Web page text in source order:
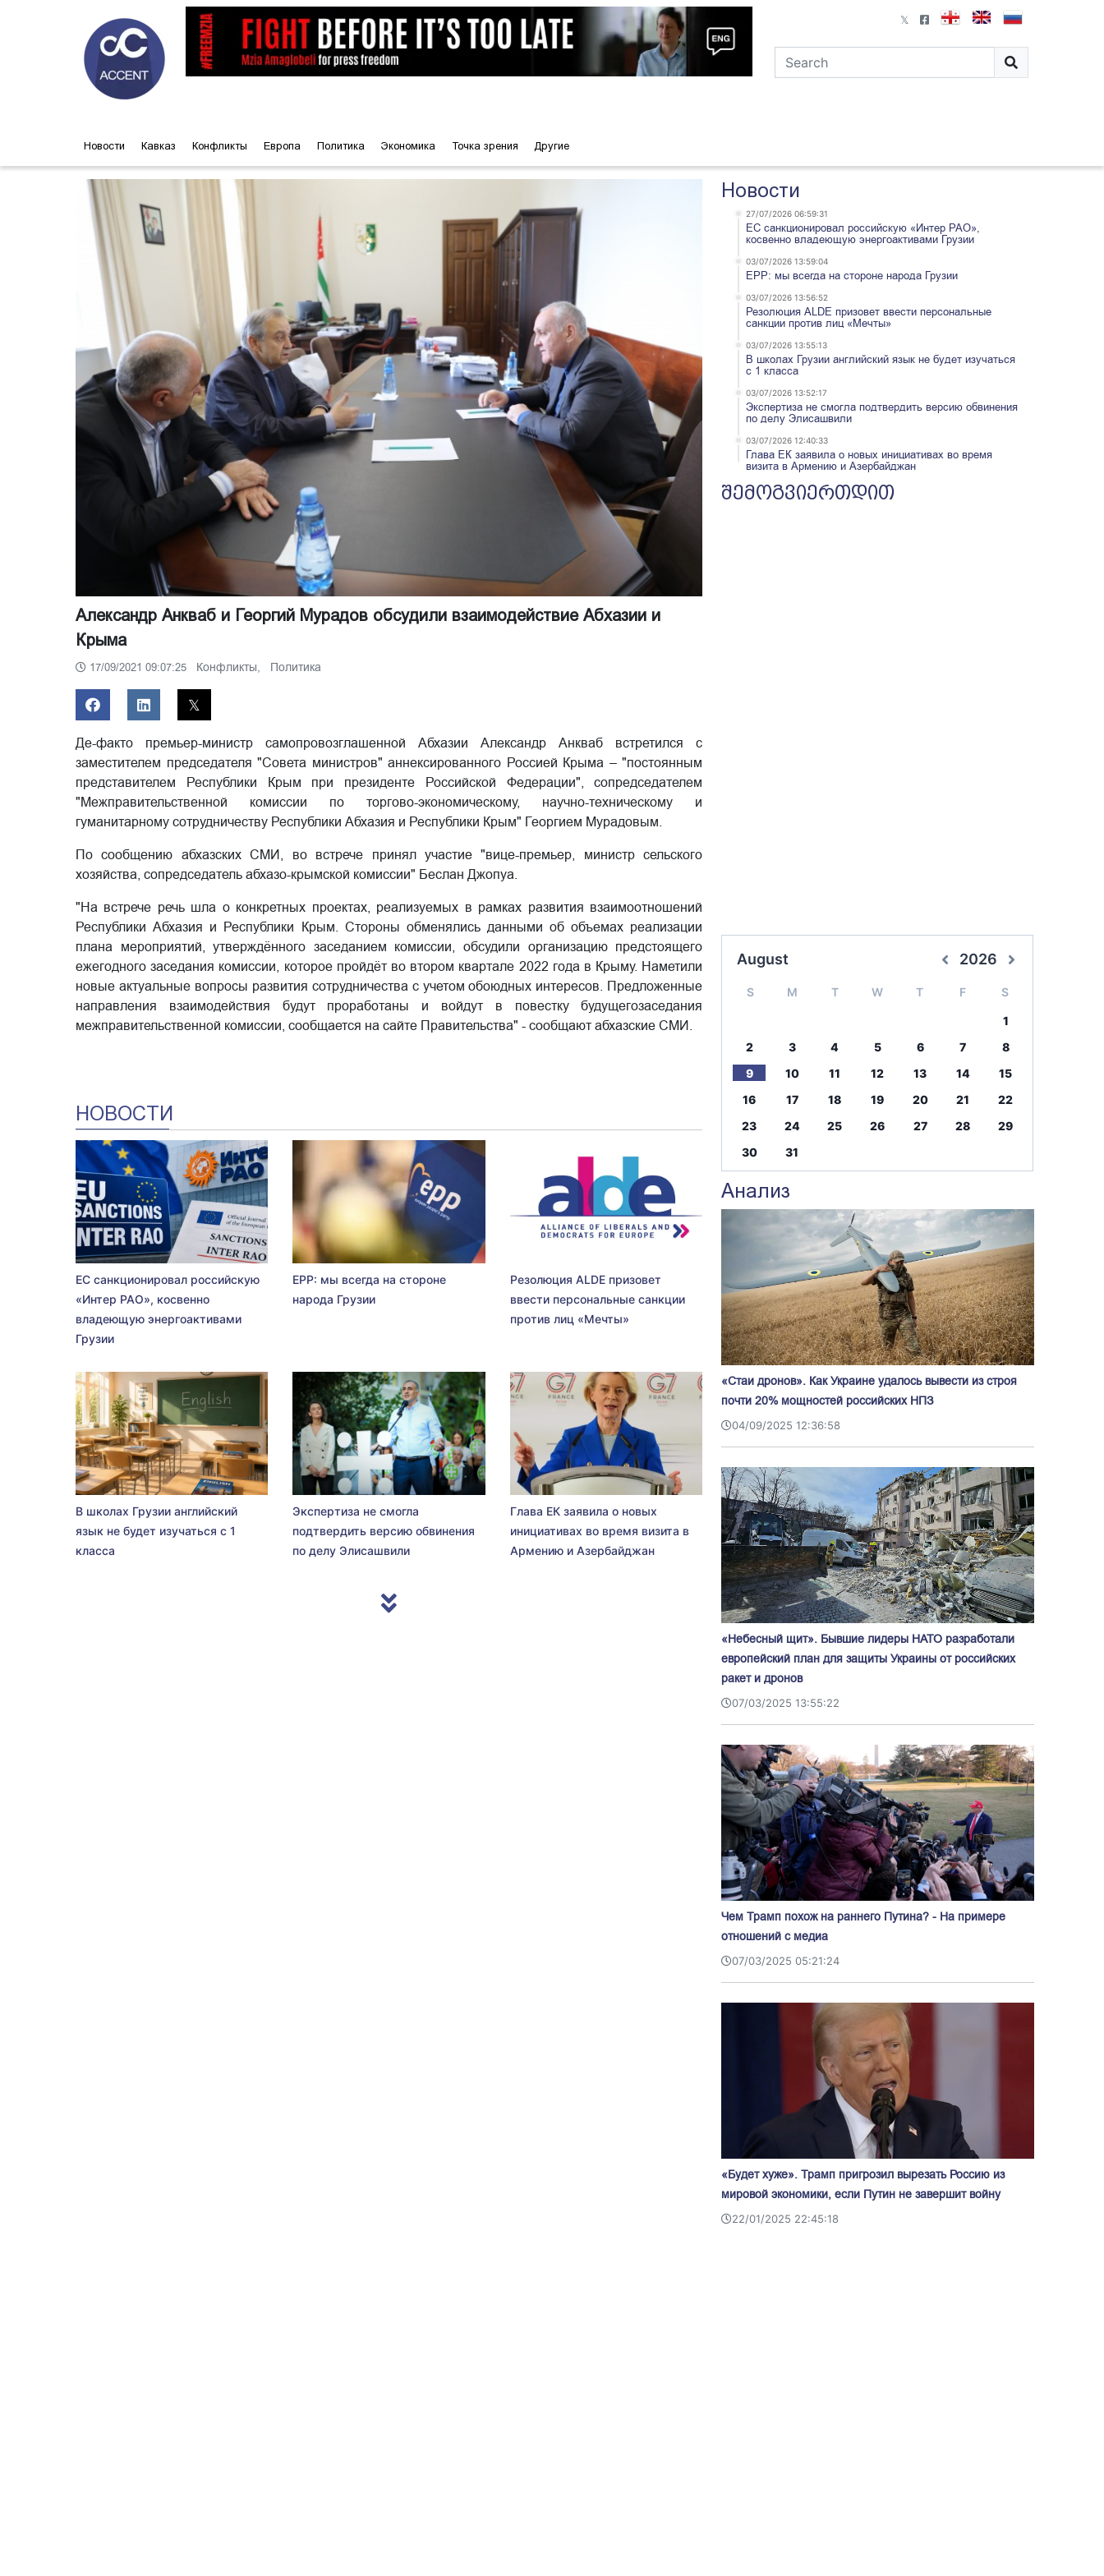
Новости Кавказ Конфликты Европа Политика Экономика Точка зрения Другие
Александр Анкваб и Георгий Мурадов обсудили взаимодействие Абхазии и
Крыма
17/09/2021 09:07:25 Конфликты, Политика
Де-факто премьер-министр самопровозглашенной Абхазии Александр Анкваб встретился с
заместителем председателя "Совета министров" аннексированного Россией Крыма – "постоянным
представителем Республики Крым при президенте Российской Федерации", сопредседателем
"Межправительственной комиссии по торгово-экономическому, научно-техническому и
гуманитарному сотрудничеству Республики Абхазия и Республики Крым" Георгием Мурадовым.
По сообщению абхазских СМИ, во встрече принял участие "вице-премьер, министр сельского
хозяйства, сопредседатель абхазо-крымской комиссии" Беслан Джопуа.
"На встрече речь шла о конкретных проектах, реализуемых в рамках развития взаимоотношений
Республики Абхазия и Республики Крым. Стороны обменялись данными об объемах реализации
плана мероприятий, утверждённого заседанием комиссии, обсудили организацию предстоящего
ежегодного заседания комиссии, которое пройдёт во втором квартале 2022 года в Крыму. Наметили
новые актуальные вопросы развития сотрудничества с учетом обоюдных интересов. Предложенные
направления взаимодействия будут проработаны и войдут в повестку будущегозаседания
межправительственной комиссии, сообщается на сайте Правительства" - сообщают абхазские СМИ.
НОВОСТИ
ЕС санкционировал российскую
«Интер РАО», косвенно
владеющую энергоактивами
Грузии
EPP: мы всегда на стороне
народа Грузии
Резолюция ALDE призовет
ввести персональные санкции
против лиц «Мечты»
В школах Грузии английский
язык не будет изучаться с 1
класса
Экспертиза не смогла
подтвердить версию обвинения
по делу Элисашвили
Глава ЕК заявила о новых
инициативах во время визита в
Армению и Азербайджан
Новости
27/07/2026 06:59:31
ЕС санкционировал российскую «Интер РАО»,
косвенно владеющую энергоактивами Грузии
03/07/2026 13:59:04
EPP: мы всегда на стороне народа Грузии
03/07/2026 13:56:52
Резолюция ALDE призовет ввести персональные
санкции против лиц «Мечты»
03/07/2026 13:55:13
В школах Грузии английский язык не будет изучаться
с 1 класса
03/07/2026 13:52:17
Экспертиза не смогла подтвердить версию обвинения
по делу Элисашвили
03/07/2026 12:40:33
Глава ЕК заявила о новых инициативах во время
визита в Армению и Азербайджан
შემოგვიერთდით
August 2026
S M T W T F S
1
2
3 4 5 6 7
8
9
10 11 12 13 14
15
16
17 18 19 20 21
22
23
24 25 26 27 28
29
30
31
Анализ
«Стаи дронов». Как Украине удалось вывести из строя
почти 20% мощностей российских НПЗ
04/09/2025 12:36:58
«Небесный щит». Бывшие лидеры НАТО разработали
европейский план для защиты Украины от российских
ракет и дронов
07/03/2025 13:55:22
Чем Трамп похож на раннего Путина? - На примере
отношений с медиа
07/03/2025 05:21:24
«Будет хуже». Трамп пригрозил вырезать Россию из
мировой экономики, если Путин не завершит войну
22/01/2025 22:45:18